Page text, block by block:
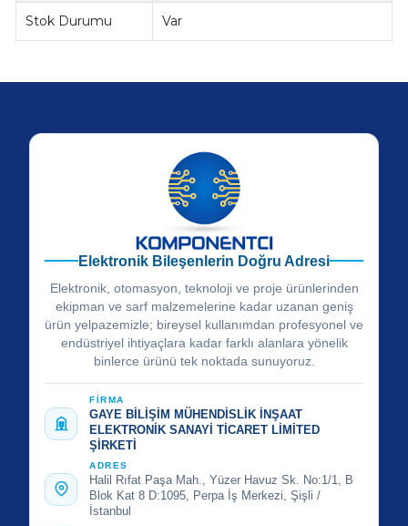
Stok Durumu Var
Elektronik Bileşenlerin Doğru Adresi
Elektronik, otomasyon, teknoloji ve proje ürünlerinden
ekipman ve sarf malzemelerine kadar uzanan geniş
ürün yelpazemizle; bireysel kullanımdan profesyonel ve
endüstriyel ihtiyaçlara kadar farklı alanlara yönelik
binlerce ürünü tek noktada sunuyoruz.
FİRMA
GAYE BİLİŞİM MÜHENDİSLİK İNŞAAT
ELEKTRONİK SANAYİ TİCARET LİMİTED
ŞİRKETİ
ADRES
Halil Rıfat Paşa Mah., Yüzer Havuz Sk. No:1/1, B
Blok Kat 8 D:1095, Perpa İş Merkezi, Şişli /
İstanbul